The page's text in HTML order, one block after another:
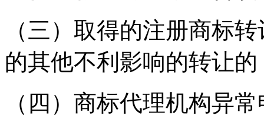
（三）取得的注册商标
的其他不利影响的转让
（四）商标代理机构异